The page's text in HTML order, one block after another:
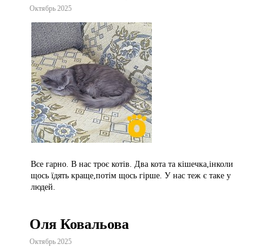
Октябрь 2025
Все гарно. В нас троє котів. Два кота та кішечка,інколи
щось їдять краще,потім щось гірше. У нас теж є таке у
людей.
Оля Ковальова
Октябрь 2025